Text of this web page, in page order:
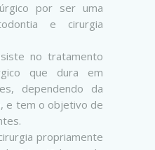
por ser uma
e cirurgia
no tratamento
que dura em
dependendo da
e tem o objetivo de
propriamente